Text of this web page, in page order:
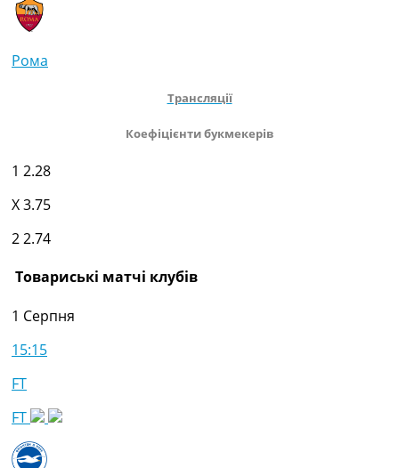
Рома
Трансляції
Коефіцієнти букмекерів
1 2.28
X3.75
22.74
Товариські матчі клубів
1 Серпня
15:15
FT
FT